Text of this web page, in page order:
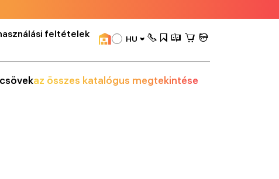
feltételek
HU
az összes katalógus megtekintése